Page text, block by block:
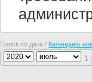
Поиск по дате / Календарь
1